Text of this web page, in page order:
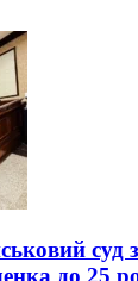
суд
до 25